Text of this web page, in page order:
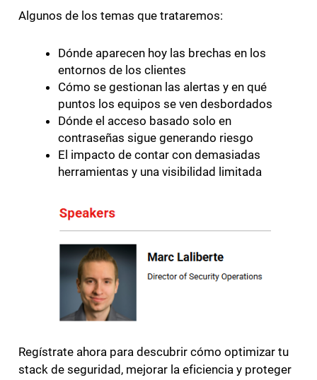
Algunos de los temas que trataremos:
Dónde aparecen hoy las brechas en los
entornos de los clientes
Cómo se gestionan las alertas y en qué
puntos los equipos se ven desbordados
Dónde el acceso basado solo en
contraseñas sigue generando riesgo
El impacto de contar con demasiadas
herramientas y una visibilidad limitada
Regístrate ahora para descubrir cómo optimizar tu
stack de seguridad, mejorar la eficiencia y proteger